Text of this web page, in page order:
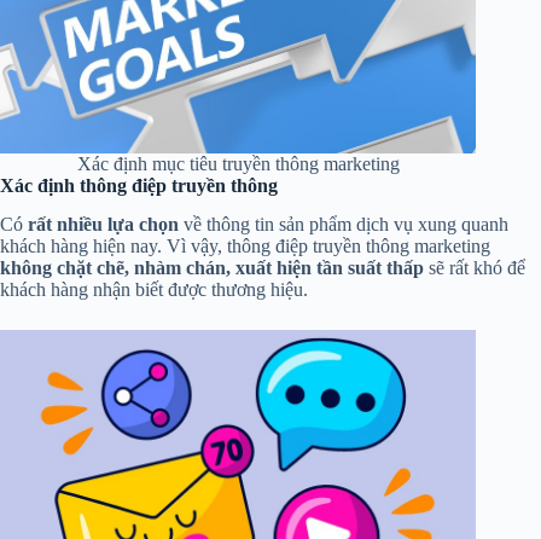
Xác định mục tiêu truyền thông marketing
Xác định thông điệp truyền thông
Có rất nhiều lựa chọn về thông tin sản phẩm dịch vụ xung quanh
khách hàng hiện nay. Vì vậy, thông điệp truyền thông marketing
không chặt chẽ, nhàm chán, xuất hiện tần suất thấp sẽ rất khó để
khách hàng nhận biết được thương hiệu.